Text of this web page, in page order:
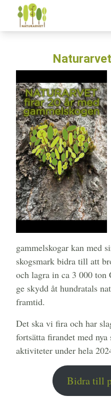
gammelskogar kan med
skogsmark bidra till att
och lagra in ca 3 000 ton
ge skydd åt hundratals
framtid.
Det ska vi fira och har
fortsätta firandet med
aktiviteter under hela
Bidra till